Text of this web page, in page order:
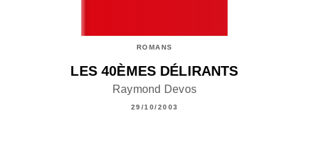
ROMANS
LES 40ÈMES DÉLIRANTS
Raymond Devos
29/10/2003